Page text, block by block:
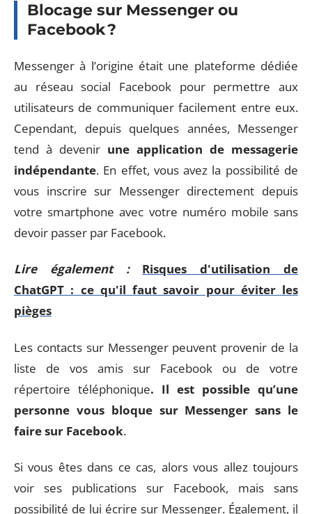
Blocage sur Messenger ou
Facebook ?
Messenger à l’origine était une plateforme dédiée
au réseau social Facebook pour permettre aux
utilisateurs de communiquer facilement entre eux.
Cependant, depuis quelques années, Messenger
tend à devenir une application de messagerie
indépendante. En effet, vous avez la possibilité de
vous inscrire sur Messenger directement depuis
votre smartphone avec votre numéro mobile sans
devoir passer par Facebook.
Lire également :
Risques d'utilisation de
ChatGPT : ce qu'il faut savoir pour éviter les
pièges
Les contacts sur Messenger peuvent provenir de la
liste de vos amis sur Facebook ou de votre
répertoire téléphonique. Il est possible qu’une
personne vous bloque sur Messenger sans le
faire sur Facebook.
Si vous êtes dans ce cas, alors vous allez toujours
voir ses publications sur Facebook, mais sans
possibilité de lui écrire sur Messenger. Également, il